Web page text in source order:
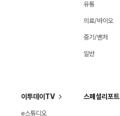
유통
의료/바이오
중기/벤처
일반
이투데이TV
e스튜디오
스페셜리포트